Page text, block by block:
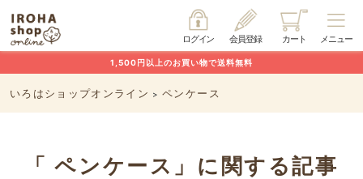
メニュー
カート
会員登録
ログイン
1,500円以上のお買い物で送料無料
いろはショップオンライン >ペンケース
「 ペンケース」に関する記事